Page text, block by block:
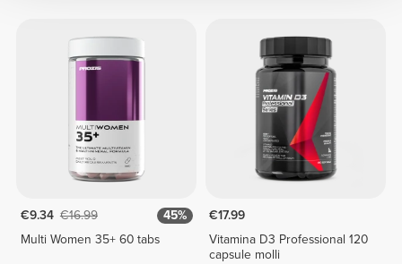
€9.34 €16.99
45%
Multi Women 35+ 60 tabs
€17.99
Vitamina D3 Professional 120
capsule molli